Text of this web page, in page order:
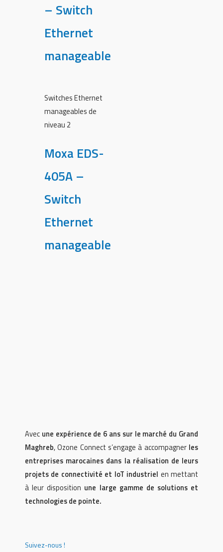
– Switch
Ethernet
manageable
Switches Ethernet
manageables de
niveau 2
Moxa EDS-
405A –
Switch
Ethernet
manageable
Avec une expérience de 6 ans sur le marché du Grand
Maghreb, Ozone Connect s’engage à accompagner les
entreprises marocaines dans la réalisation de leurs
projets de connectivité et IoT industriel en mettant
à leur disposition une large gamme de solutions et
technologies de pointe.
Suivez-nous !